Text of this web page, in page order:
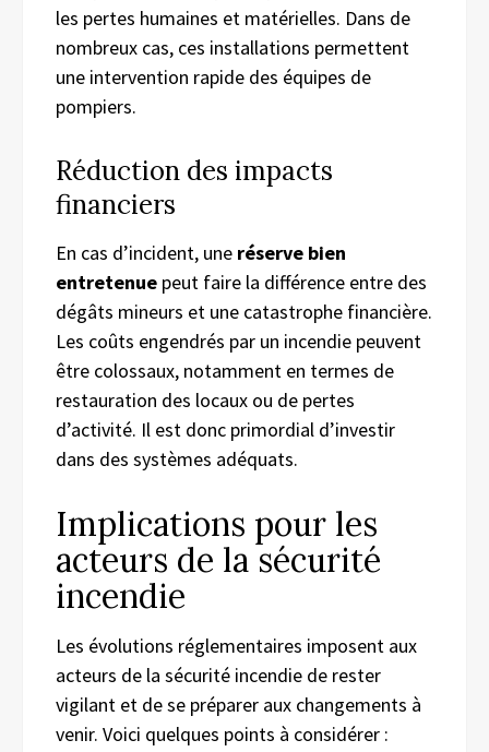
les pertes humaines et matérielles. Dans de
nombreux cas, ces installations permettent
une intervention rapide des équipes de
pompiers.
Réduction des impacts
financiers
En cas d’incident, une réserve bien
entretenue peut faire la différence entre des
dégâts mineurs et une catastrophe financière.
Les coûts engendrés par un incendie peuvent
être colossaux, notamment en termes de
restauration des locaux ou de pertes
d’activité. Il est donc primordial d’investir
dans des systèmes adéquats.
Implications pour les
acteurs de la sécurité
incendie
Les évolutions réglementaires imposent aux
acteurs de la sécurité incendie de rester
vigilant et de se préparer aux changements à
venir. Voici quelques points à considérer :